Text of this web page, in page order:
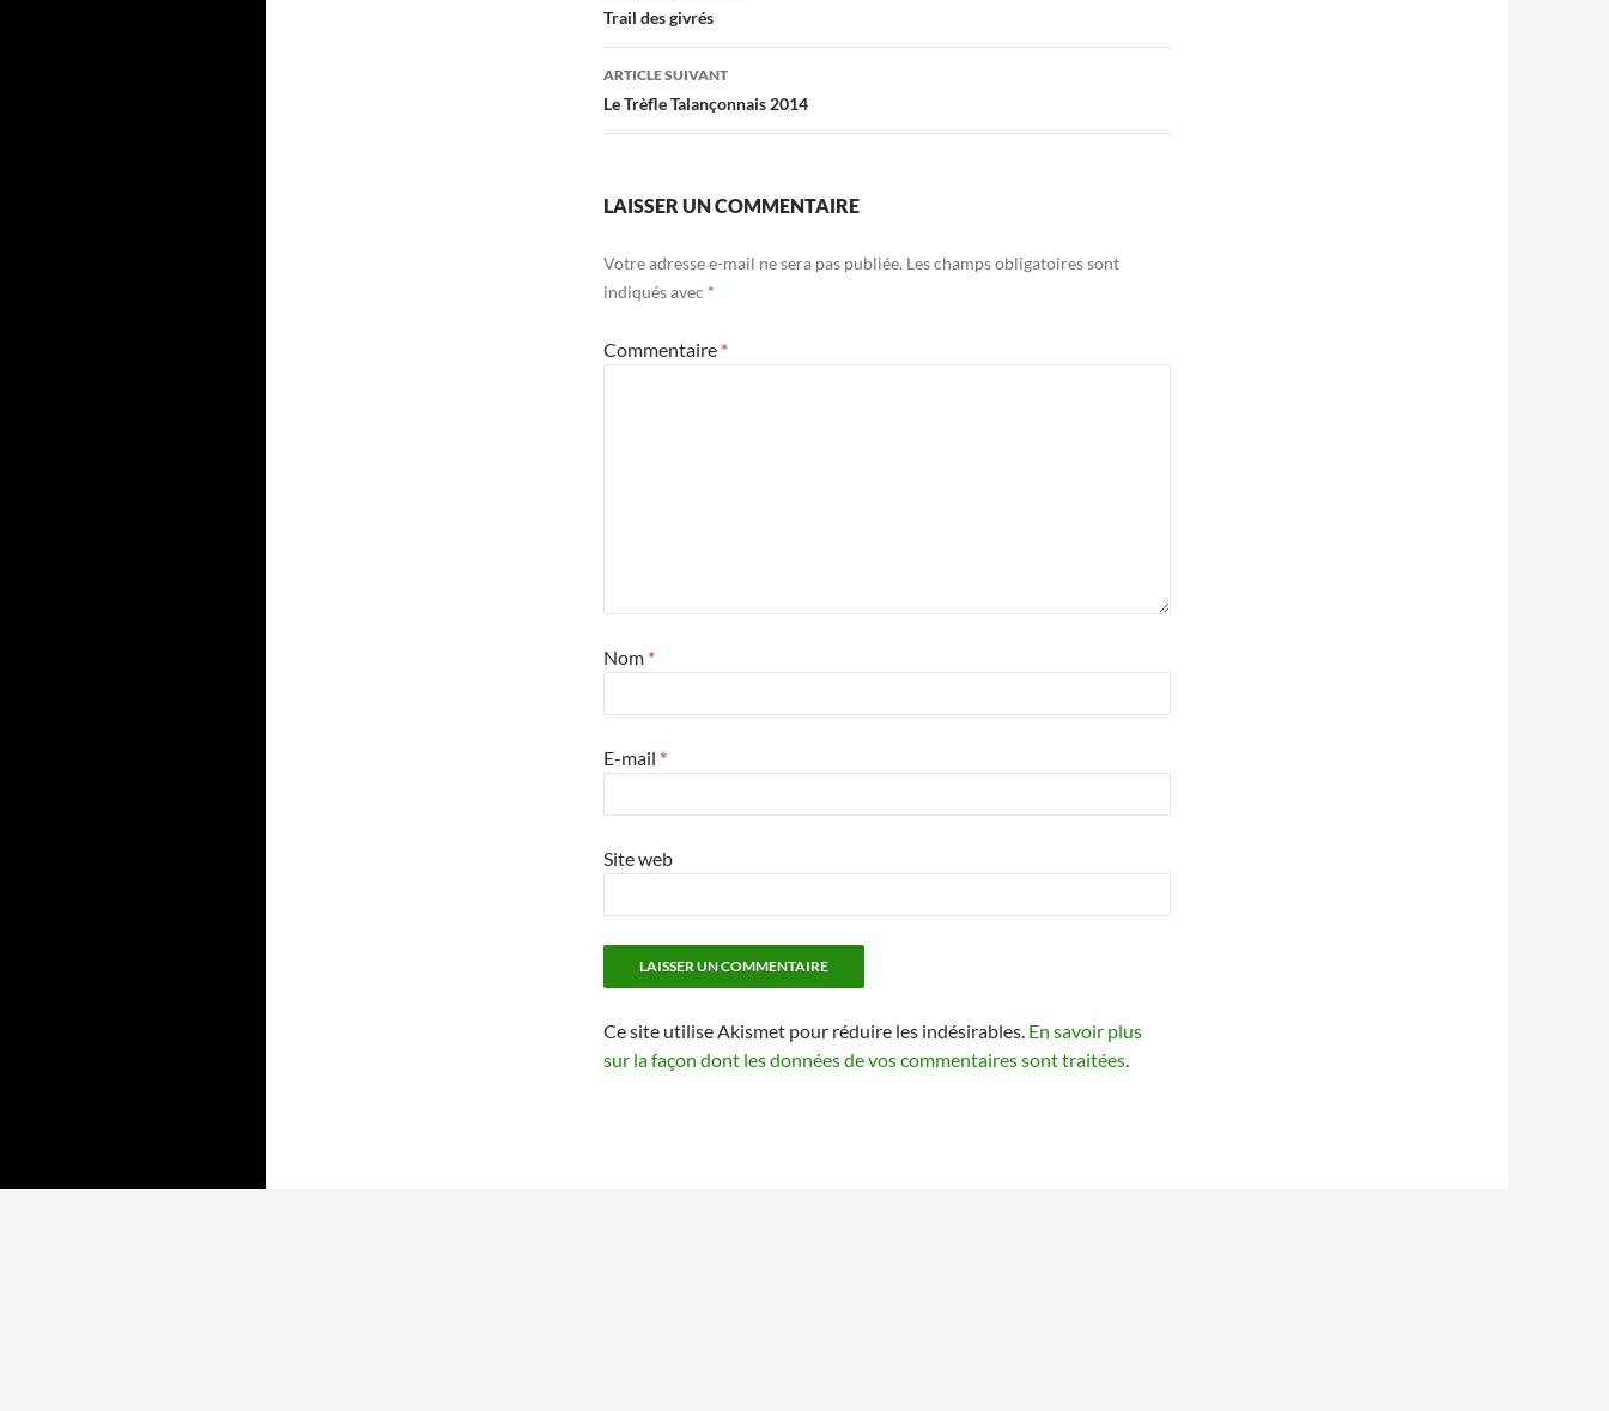
des
articles
Trail des givrés
ARTICLE SUIVANT
Le Trèfle Talançonnais 2014
LAISSER UN COMMENTAIRE
Votre adresse e-mail ne sera pas publiée. Les champs obligatoires sont
indiqués avec *
Commentaire *
Nom *
E-mail *
Site web
Ce site utilise Akismet pour réduire les indésirables. En savoir plus
sur la façon dont les données de vos commentaires sont traitées.